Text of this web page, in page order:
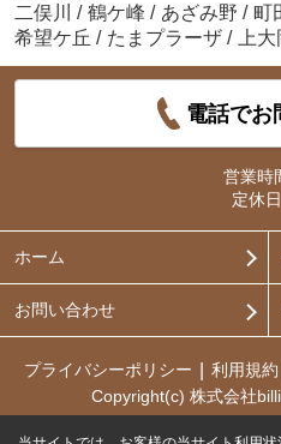
二俣川 / 鶴ケ峰 / あざみ野 / 町
希望ケ丘 / たまプラーザ / 上大
電話でお
営業時
定休日
ホーム
お問い合わせ
プライバシーポリシー 利用規約
Copyright(c) 株式会社